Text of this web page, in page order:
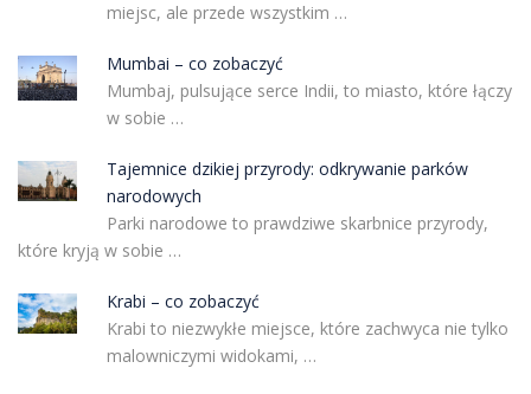
miejsc, ale przede wszystkim …
Mumbai – co zobaczyć
Mumbaj, pulsujące serce Indii, to miasto, które łączy
w sobie …
Tajemnice dzikiej przyrody: odkrywanie parków
narodowych
Parki narodowe to prawdziwe skarbnice przyrody,
które kryją w sobie …
Krabi – co zobaczyć
Krabi to niezwykłe miejsce, które zachwyca nie tylko
malowniczymi widokami, …